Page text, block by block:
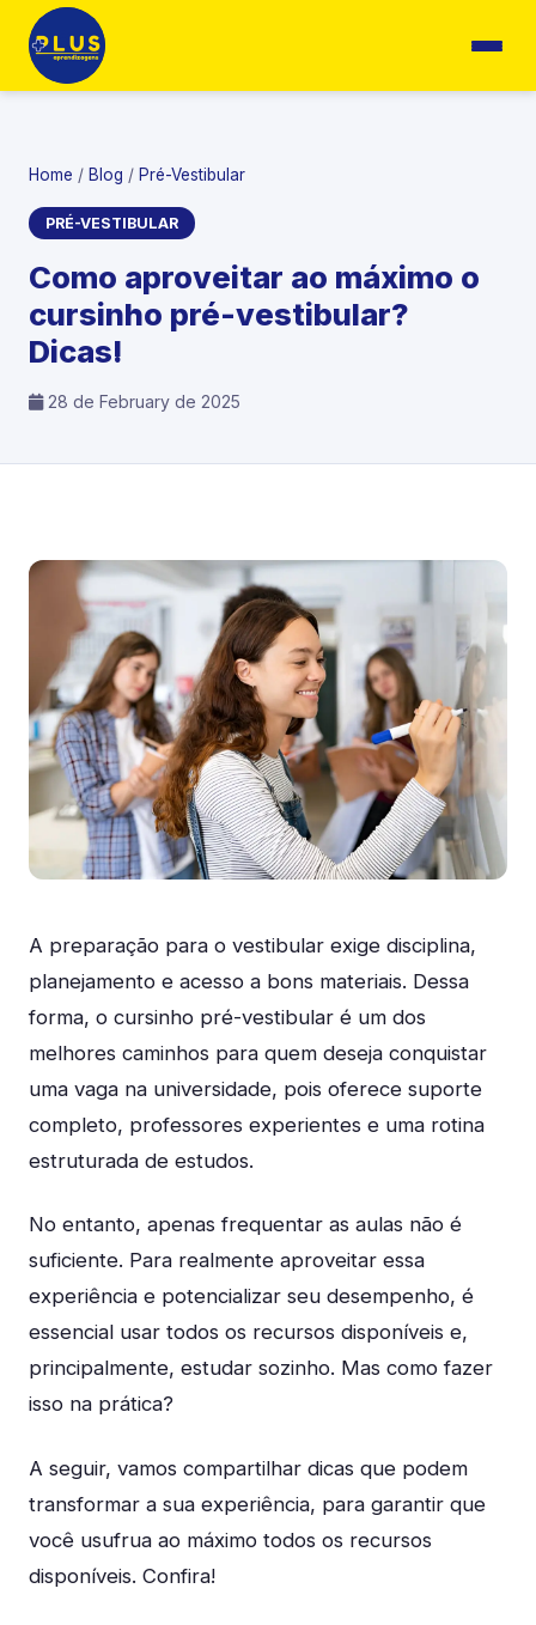
Home / Blog / Pré-Vestibular
PRÉ-VESTIBULAR
Como aproveitar ao máximo o
cursinho pré-vestibular?
Dicas!
28 de February de 2025
A preparação para o vestibular exige disciplina,
planejamento e acesso a bons materiais. Dessa
forma, o cursinho pré-vestibular é um dos
melhores caminhos para quem deseja conquistar
uma vaga na universidade, pois oferece suporte
completo, professores experientes e uma rotina
estruturada de estudos.
No entanto, apenas frequentar as aulas não é
suficiente. Para realmente aproveitar essa
experiência e potencializar seu desempenho, é
essencial usar todos os recursos disponíveis e,
principalmente, estudar sozinho. Mas como fazer
isso na prática?
A seguir, vamos compartilhar dicas que podem
transformar a sua experiência, para garantir que
você usufrua ao máximo todos os recursos
disponíveis. Confira!